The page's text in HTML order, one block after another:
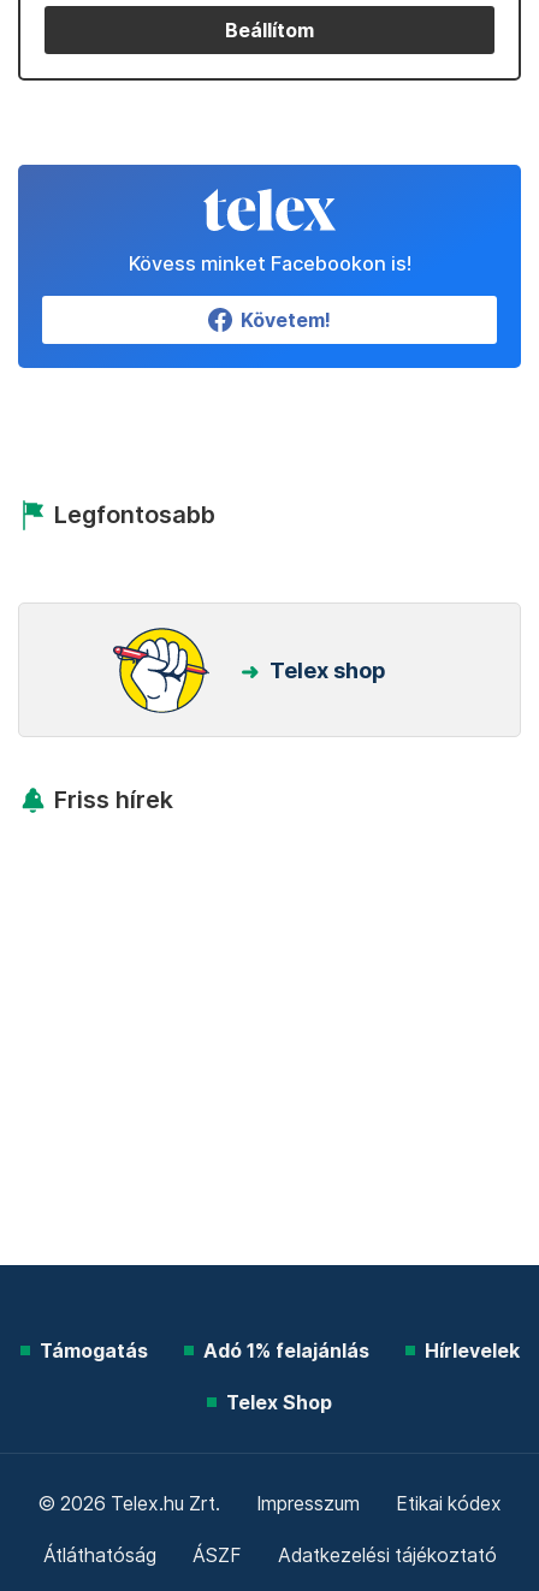
Beállítom
Kövess minket Facebookon is!
Követem!
Legfontosabb
Telex shop
Friss hírek
Támogatás Adó 1% felajánlás Hírlevelek
Telex Shop
© 2026 Telex.hu Zrt. Impresszum Etikai kódex
Átláthatóság ÁSZF Adatkezelési tájékoztató